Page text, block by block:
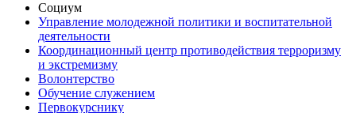
Социум
Управление молодежной политики и воспитательной
деятельности
Координационный центр противодействия терроризму
и экстремизму
Волонтерство
Обучение служением
Первокурснику